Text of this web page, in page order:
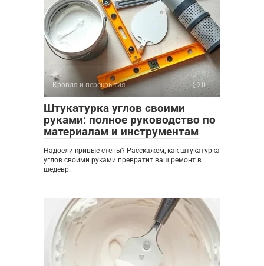
Кровля и перекрытия 0
Штукатурка углов своими
руками: полное руководство по
материалам и инструментам
Надоели кривые стены? Расскажем, как штукатурка
углов своими руками превратит ваш ремонт в
шедевр.